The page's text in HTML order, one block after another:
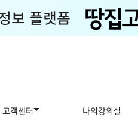
고객센터 나의강의실